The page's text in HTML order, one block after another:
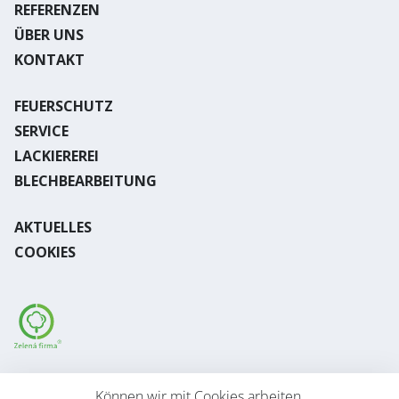
REFERENZEN
ÜBER UNS
KONTAKT
FEUERSCHUTZ
SERVICE
LACKIEREREI
BLECHBEARBEITUNG
AKTUELLES
COOKIES
Desktop version